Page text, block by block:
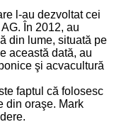
l-au dezvoltat cei
În 2012, au
din lume, situată pe
această dată, au
şi acvacultură
faptul că folosesc
din oraşe. Mark